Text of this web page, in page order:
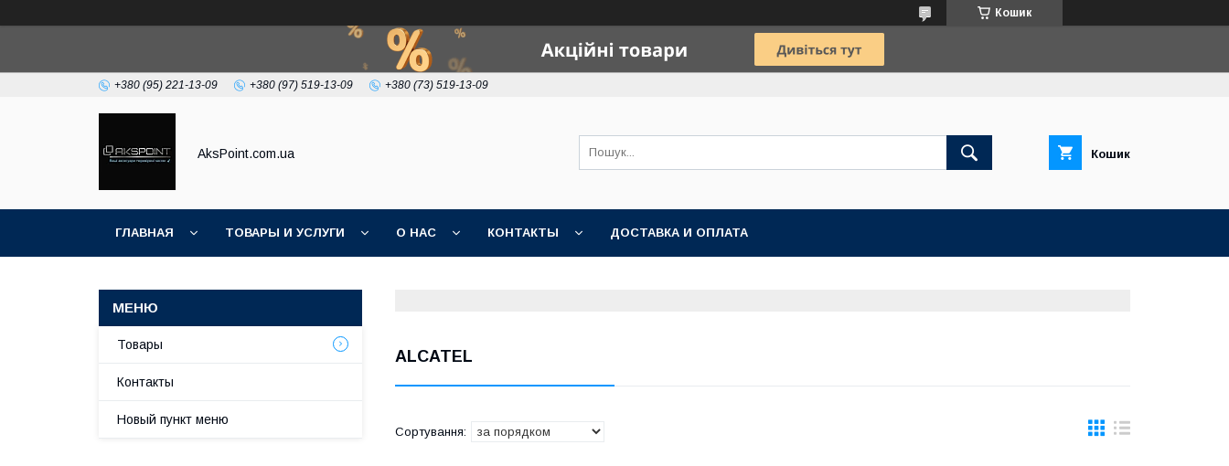
Кошик
+380 (95) 221-13-09 +380 (97) 519-13-09 +380 (73) 519-13-09
AksPoint.com.ua Кошик
ГЛАВНАЯ ТОВАРЫ И УСЛУГИ О НАС КОНТАКТЫ ДОСТАВКА И ОПЛАТА
ALCATEL
Товары
Контакты
Новый пункт меню